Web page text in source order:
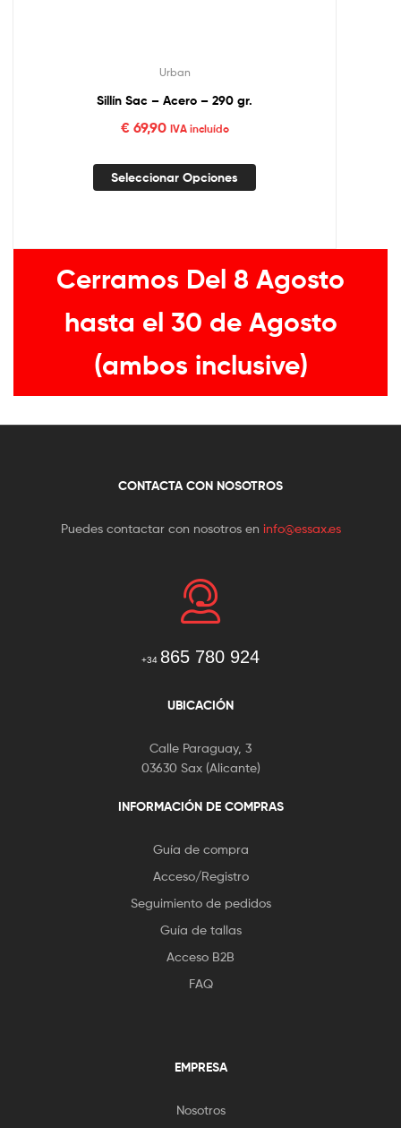
Urban
Sillín Sac – Acero – 290 gr.
€69,90 IVA incluído
Seleccionar Opciones
Cerramos Del 8 Agosto
hasta el 30 de Agosto
(ambos inclusive)
CONTACTA CON NOSOTROS
Puedes contactar con nosotros en info@essax.es
+34 865 780 924
UBICACIÓN
Calle Paraguay, 3
03630 Sax (Alicante)
INFORMACIÓN DE COMPRAS
Guía de compra
Acceso/Registro
Seguimiento de pedidos
Guía de tallas
Acceso B2B
FAQ
EMPRESA
Nosotros